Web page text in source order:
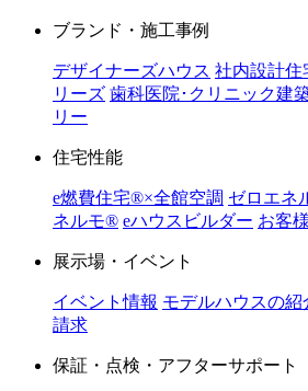
ブランド・施工事例
デザイナーズハウス 社内設計住
リーズ 歯科医院･クリニック建
リー
住宅性能
e燃費住宅®︎×全館空調 ゼロエネ
ネルモ®︎ eハウスビルダー お客
展示場・イベント
イベント情報 モデルハウスの紹
請求
保証・点検・アフターサポート